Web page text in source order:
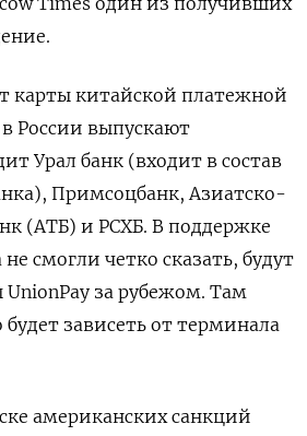
карты китайской платежной
в России выпускают
Урал банк (входит в состав
Примсоцбанк, Азиатско-
(АТБ) и РСХБ. В поддержке
смогли четко сказать, будут
UnionPay за рубежом. Там
зависеть от терминала
американских санкций